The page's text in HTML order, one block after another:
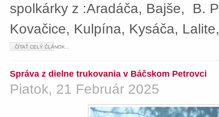
spolkárky z :Aradáča, Bajše, B.
Kovačice, Kulpína, Kysáča,
ČÍTAŤ CELÝ ČLÁNOK...
Správa z dielne trukovania v Báčskom Petrovci
Piatok, 21 Február 2025